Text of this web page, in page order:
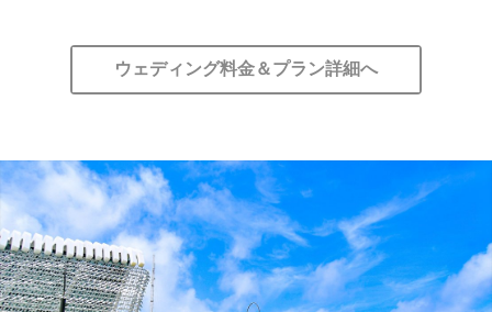
ウェディング料金＆プラン詳細へ